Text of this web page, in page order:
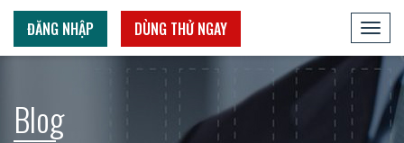
ĐĂNG NHẬP DÙNG THỬ NGAY
Blog